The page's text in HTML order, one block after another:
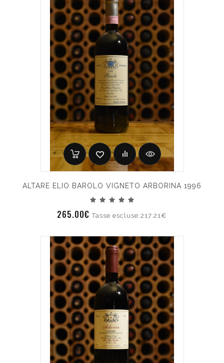
ALTARE ELIO BAROLO VIGNETO ARBORINA 1996
265.00€Tasse escluse:217.21€